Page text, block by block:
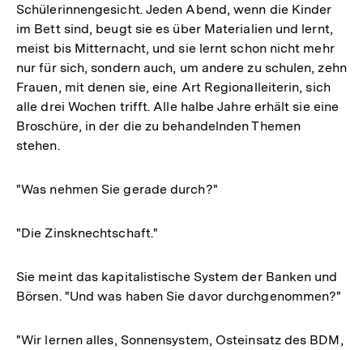
Schülerinnengesicht. Jeden Abend, wenn die Kinder
im Bett sind, beugt sie es über Materialien und lernt,
meist bis Mitternacht, und sie lernt schon nicht mehr
nur für sich, sondern auch, um andere zu schulen, zehn
Frauen, mit denen sie, eine Art Regionalleiterin, sich
alle drei Wochen trifft. Alle halbe Jahre erhält sie eine
Broschüre, in der die zu behandelnden Themen
stehen.
"Was nehmen Sie gerade durch?"
"Die Zinsknechtschaft."
Sie meint das kapitalistische System der Banken und
Börsen. "Und was haben Sie davor durchgenommen?"
"Wir lernen alles, Sonnensystem, Osteinsatz des BDM,